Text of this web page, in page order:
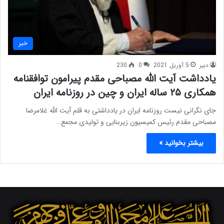
خبر
دبیر 5 آوریل 2021 0
230
یادداشت آیت الله مصباحی مقدم پیرامون توافقنامه
همکاری ۲۵ ساله ایران و چین در روزنامه ایران
جای نگرانی نیست روزنامه ایران در یادداشتی به قلم آیت الله غلامرضا
مصباحی مقدم رئیس کمیسیون زیربنایی و تولیدی مجمع…
بیشتر بخوانید »